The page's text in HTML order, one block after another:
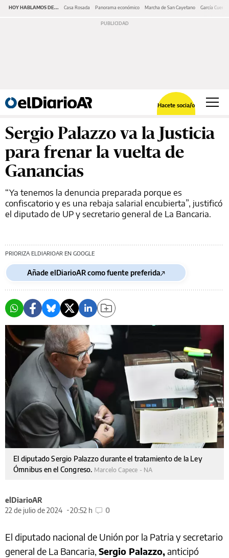
HOY HABLAMOS DE... Casa Rosada Panorama económico Marcha de San Cayetano García Cuerva
Hacete socia/o
Sergio Palazzo va la Justicia
para frenar la vuelta de
Ganancias
“Ya tenemos la denuncia preparada porque es
confiscatorio y es una rebaja salarial encubierta”, justificó
el diputado de UP y secretario general de La Bancaria.
PRIORIZA ELDIARIOAR EN GOOGLE
Añade elDiarioAR como fuente preferida
El diputado Sergio Palazzo durante el tratamiento de la Ley
Ómnibus en el Congreso. Marcelo Capece - NA
elDiarioAR
22 de julio de 2024
20:52 h 0
El diputado nacional de Unión por la Patria y secretario
general de La Bancaria, Sergio Palazzo,anticipó